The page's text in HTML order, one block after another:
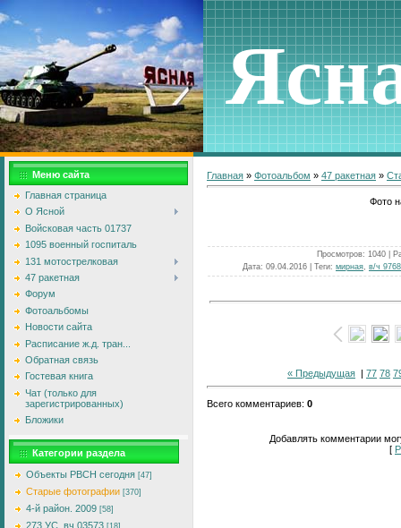
Меню сайта
Главная страница
О Ясной
Войсковая часть 01737
1095 военный госпиталь
131 мотострелковая
47 ракетная
Форум
Фотоальбомы
Новости сайта
Расписание ж.д. тран...
Обратная связь
Гостевая книга
Чат (только для
зарегистрированных)
Бложики
Категории раздела
Объекты РВСН сегодня [47]
Старые фотографии [370]
4-й район. 2009 [58]
273 УС. вч 03573 [18]
Главная » Фотоальбом » 47 ракетная »
Фото
Просмотров: 1040 |
Дата: 09.04.2016 | Теги: мирная в/ч
« Предыдущая | 77 78
Всего комментариев: 0
Добавлять комментарии
[